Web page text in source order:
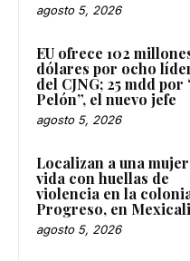
agosto 5, 2026
EU ofrece 102
dólares por ocho
del CJNG; 25 mdd por
Pelón”, el nuevo jefe
agosto 5, 2026
Localizan a una
vida con huellas de
violencia en la
Progreso, en Mexicali
agosto 5, 2026